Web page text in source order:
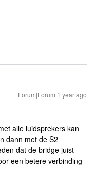
Forum|Forum|1 year ago
alle luidsprekers kan
dann met de S2
dat de bridge juist
een betere verbinding